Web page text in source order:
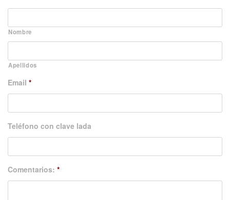
Nombre
Apellidos
Email *
Teléfono con clave lada
Comentarios: *